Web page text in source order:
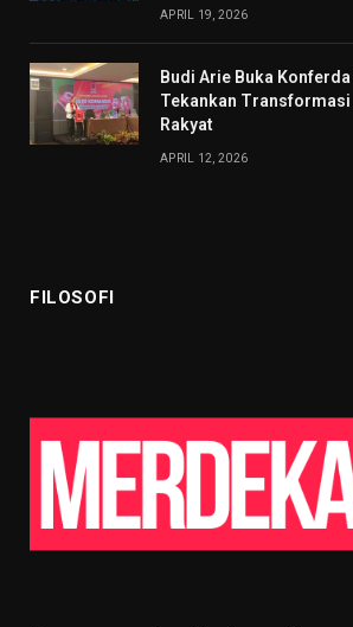
APRIL 19, 2026
Budi Arie Buka
Tekankan Transformasi
Rakyat
APRIL 12, 2026
FILOSOFI